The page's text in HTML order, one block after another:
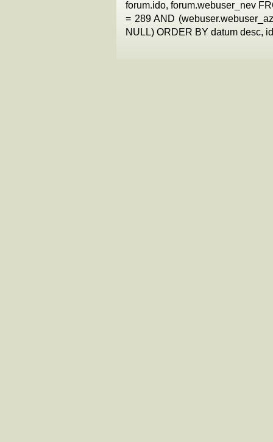
forum.ido, forum.webuser_nev
= 289 AND
NULL) ORDER BY datum desc,